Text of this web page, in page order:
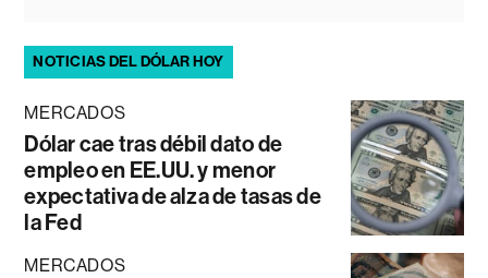
NOTICIAS DEL DÓLAR HOY
MERCADOS
Dólar cae tras débil dato de
empleo en EE.UU. y menor
expectativa de alza de tasas de
la Fed
MERCADOS